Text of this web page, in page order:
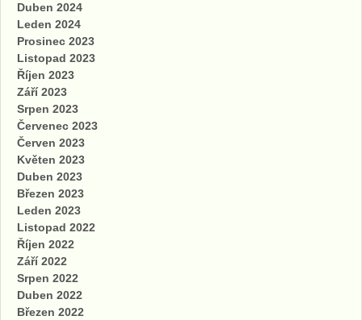
Duben 2024
Leden 2024
Prosinec 2023
Listopad 2023
Říjen 2023
Září 2023
Srpen 2023
Červenec 2023
Červen 2023
Květen 2023
Duben 2023
Březen 2023
Leden 2023
Listopad 2022
Říjen 2022
Září 2022
Srpen 2022
Duben 2022
Březen 2022